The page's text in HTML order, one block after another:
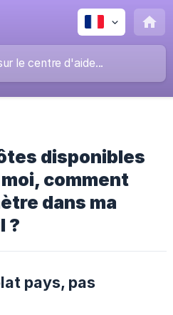
disponibles
comment
dans ma
?
pays, pas